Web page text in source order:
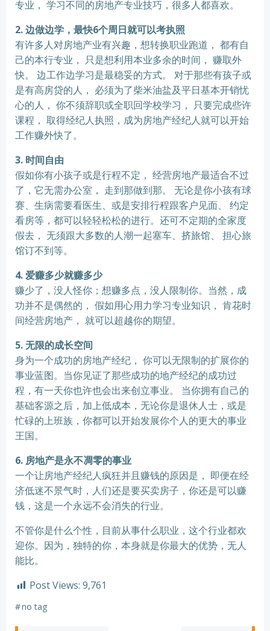
专业， 学习不同的房地产专业技巧，很多人都喜欢。
2. 边做边学，最快6个周日就可以考执照
有许多人对房地产业有兴趣，想转换职业跑道， 都有自
己的本行专业， 只是想利用本业多余的时间， 赚取外
快。 边工作边学习是最稳妥的方式。 对于那些有孩子或
是有高房贷的人， 必须为了柴米油盐及平日基本开销忧
心的人， 你不须辞职或全职回学校学习， 只要完成些许
课程， 取得经纪人执照，成为房地产经纪人就可以开始
工作赚外快了。
3. 时间自由
假如你有小孩子或是行程不定， 经营房地产最适合不过
了，它无需办公室， 走到那做到那。 无论是你小孩有球
赛、生病需要看医生、或是安排行程跟客户见面、 约定
看房等，都可以轻轻松松的进行。还可不定期的全家度
假去， 无须跟大多数的人潮一起塞车、挤旅馆、 担心旅
馆订不到等。
4. 爱赚多少就赚多少
赚少了，没人怪你；想赚多点，没人限制你。当然，成
功并不是偶然的， 假如用心用力学习专业知识， 肯花时
间经营房地产， 就可以超越你的期望。
5. 无限的成长空间
身为一个成功的房地产经纪， 你可以无限制的扩展你的
事业蓝图。当你见证了那些成功的地产经纪的成功过
程，有一天你也许也会出来创立事业。 当你拥有自己的
基础客源之后，加上低成本，无论你是退休人士，或是
忙碌的上班族，你都可以开始发展你个人的更大的事业
王国。
6. 房地产是永不凋零的事业
一个让房地产经纪人疯狂并且赚钱的原因是， 即便在经
济低迷不景气时，人们还是要买卖房子，你还是可以赚
钱，这是一个永远不会消失的行业。
不管你是什么个性，目前从事什么职业，这个行业都欢
迎你。因为，独特的你，本身就是你最大的优势，无人
能比。
Post Views: 9,761
#no tag